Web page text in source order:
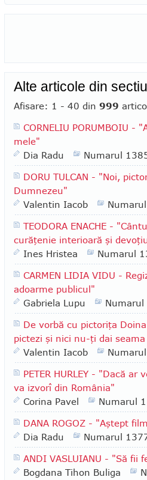
Alte articole din
Afisare: 1 - 40 din 999
CORNELIU PORUMBOIU
mele"
Dia Radu
Numarul
DORU TULCAN - "Noi,
Dumnezeu"
Valentin Iacob
TEODORA ENACHE -
curăţenie interioară şi
Ines Hristea
Numarul
CARMEN LIDIA VIDU -
adoarme publicul"
Gabriela Lupu
De vorbă cu pictoriţa
pictezi şi nici nu-ţi dai
Valentin Iacob
PETER HURLEY - "Dacă
va izvorî din România"
Corina Pavel
Numarul
DANA ROGOZ - "Aştept
Dia Radu
Numarul
ANDI VASLUIANU - "Să fii
Bogdana Tihon Buliga